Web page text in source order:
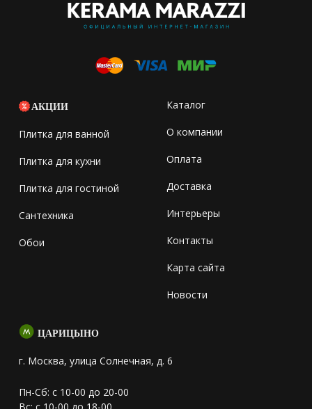
АКЦИИ
Плитка для ванной
Плитка для кухни
Плитка для гостиной
Сантехника
Обои
Каталог
О компании
Оплата
Доставка
Интерьеры
Контакты
Карта сайта
Новости
ЦАРИЦЫНО
г. Москва, улица Солнечная, д. 6
Пн-Сб: с 10-00 до 20-00
Вс: с 10-00 до 18-00